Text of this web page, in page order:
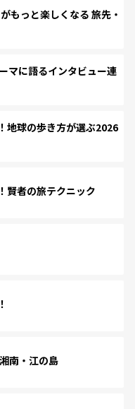
っと楽しくなる 旅先・
マに語るインタビュー連
地球の歩き方が選ぶ2026
賢者の旅テクニック
南・江の島